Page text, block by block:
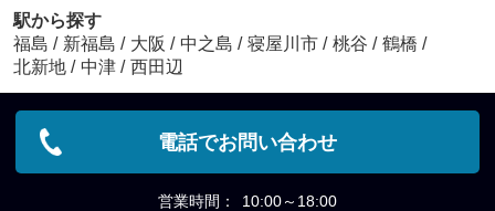
駅から探す
福島 / 新福島 / 大阪 / 中之島 / 寝屋川市 / 桃谷 / 鶴橋 /
北新地 / 中津 / 西田辺
電話でお問い合わせ
営業時間：
10:00～18:00